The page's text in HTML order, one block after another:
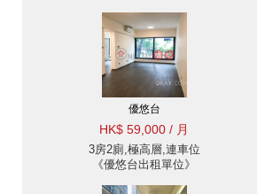
優悠台
HK$ 59,000 / 月
3房2廁,極高層,連車位
《優悠台出租單位》